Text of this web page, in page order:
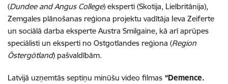
(Dundee and Angus College) eksperti (Skotija, Lielbritānija),
Zemgales plānošanas reģiona projektu vadītāja Ieva Zeiferte
un sociālā darba eksperte Austra Smilgaine, kā arī aprūpes
speciālisti un eksperti no Ostgotlandes reģiona (Region
Östergötland) pašvaldībām.
Latvijā uzņemtās septiņu minūšu video filmas “Demence.